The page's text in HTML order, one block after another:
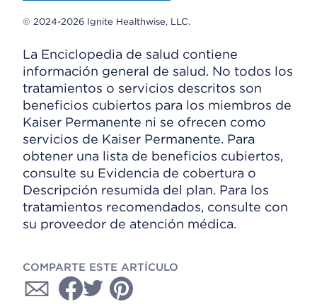
© 2024-2026 Ignite Healthwise, LLC.
La Enciclopedia de salud contiene
información general de salud. No todos los
tratamientos o servicios descritos son
beneficios cubiertos para los miembros de
Kaiser Permanente ni se ofrecen como
servicios de Kaiser Permanente. Para
obtener una lista de beneficios cubiertos,
consulte su Evidencia de cobertura o
Descripción resumida del plan. Para los
tratamientos recomendados, consulte con
su proveedor de atención médica.
COMPARTE ESTE ARTÍCULO